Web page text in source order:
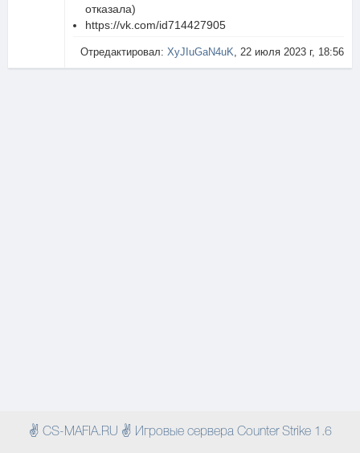
отказала)
https://vk.com/id714427905
Отредактировал: XyJIuGaN4uK, 22 июля 2023 г, 18:56
✌ CS-MAFIA.RU ✌ Игровые сервера Counter Strike 1.6